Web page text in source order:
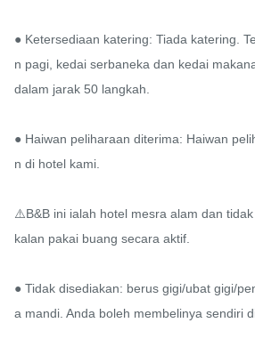
● Ketersediaan katering: Tiada katering.
n pagi, kedai serbaneka dan kedai
dalam jarak 50 langkah.
● Haiwan peliharaan diterima: Haiwan
n di hotel kami.
⚠️B&B ini ialah hotel mesra alam dan
kalan pakai buang secara aktif.
● Tidak disediakan: berus gigi/ubat gigi/
a mandi. Anda boleh membelinya sendiri